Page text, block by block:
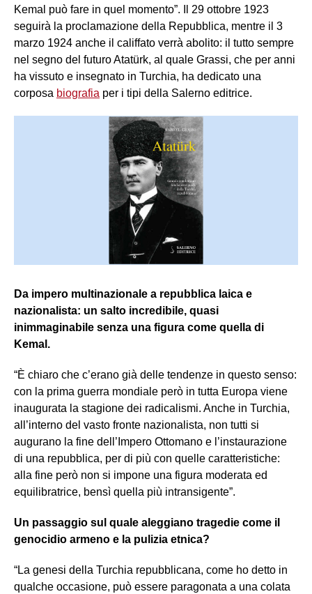
Kemal può fare in quel momento”. Il 29 ottobre 1923
seguirà la proclamazione della Repubblica, mentre il 3
marzo 1924 anche il califfato verrà abolito: il tutto sempre
nel segno del futuro Atatürk, al quale Grassi, che per anni
ha vissuto e insegnato in Turchia, ha dedicato una
corposa biografia per i tipi della Salerno editrice.
Da impero multinazionale a repubblica laica e
nazionalista: un salto incredibile, quasi
inimmaginabile senza una figura come quella di
Kemal.
“È chiaro che c’erano già delle tendenze in questo senso:
con la prima guerra mondiale però in tutta Europa viene
inaugurata la stagione dei radicalismi. Anche in Turchia,
all’interno del vasto fronte nazionalista, non tutti si
augurano la fine dell’Impero Ottomano e l’instaurazione
di una repubblica, per di più con quelle caratteristiche:
alla fine però non si impone una figura moderata ed
equilibratrice, bensì quella più intransigente”.
Un passaggio sul quale aleggiano tragedie come il
genocidio armeno e la pulizia etnica?
“La genesi della Turchia repubblicana, come ho detto in
qualche occasione, può essere paragonata a una colata